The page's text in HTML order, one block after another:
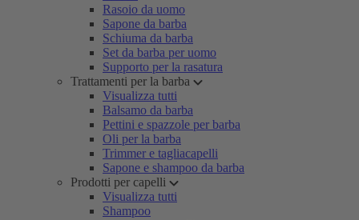
Rasoio da uomo
Sapone da barba
Schiuma da barba
Set da barba per uomo
Supporto per la rasatura
Trattamenti per la barba
Visualizza tutti
Balsamo da barba
Pettini e spazzole per barba
Oli per la barba
Trimmer e tagliacapelli
Sapone e shampoo da barba
Prodotti per capelli
Visualizza tutti
Shampoo